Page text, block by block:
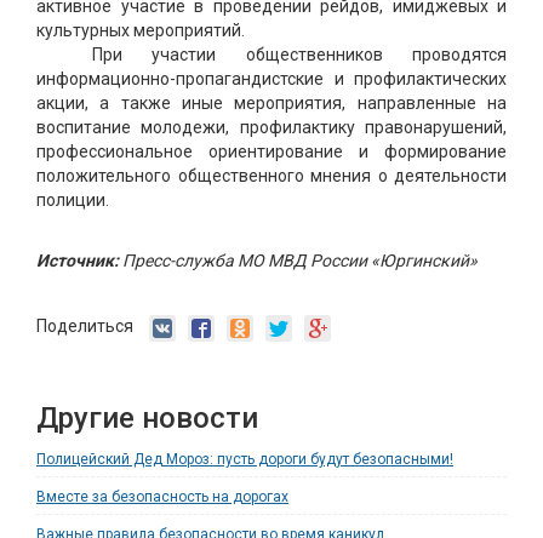
активное участие в проведении рейдов, имиджевых и
культурных мероприятий.
При участии общественников проводятся
информационно-пропагандистские и профилактических
акции, а также иные мероприятия, направленные на
воспитание молодежи, профилактику правонарушений,
профессиональное ориентирование и формирование
положительного общественного мнения о деятельности
полиции.
Источник:Пресс-служба МО МВД России «Юргинский»
Поделиться
Другие новости
Полицейский Дед Мороз: пусть дороги будут безопасными!
Вместе за безопасность на дорогах
Важные правила безопасности во время каникул